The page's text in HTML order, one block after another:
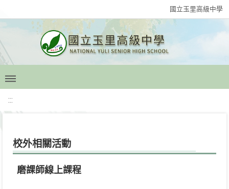
國立玉里高級中學
:::
校外相關活動
磨課師線上課程